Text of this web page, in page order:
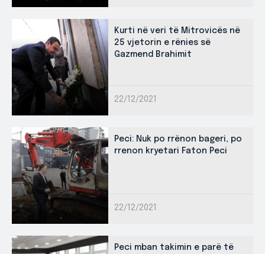
Kurti në veri të Mitrovicës në
25 vjetorin e rënies së
Gazmend Brahimit
22/12/2021
Peci: Nuk po rrënon bageri, po
rrenon kryetari Faton Peci
22/12/2021
Peci mban takimin e parë të